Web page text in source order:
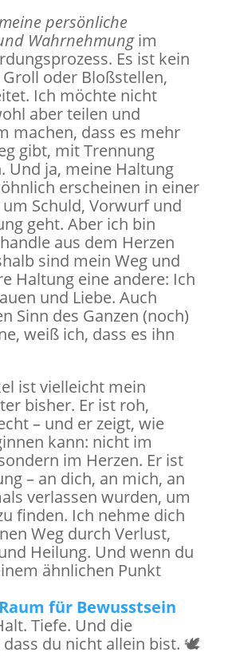
persönliche
Wahrnehmungim
Es ist kein
oder Bloßstellen,
Ich möchte nicht
aber teilen und
machen, dass es mehr
gibt, mit Trennung
Und ja, meine Haltung
erscheinen in einer
Schuld, Vorwurf und
geht. Aber ich bin
aus dem Herzen
sind mein Weg und
Haltung eine andere: Ich
und Liebe. Auch
Sinn des Ganzen (noch)
weiß ich, dass es ihn
ist vielleicht mein
bisher. Er ist roh,
– und er zeigt, wie
kann: nicht im
im Herzen. Er ist
– an dich, an mich, an
verlassen wurden, um
finden. Ich nehme dich
Weg durch Verlust,
Heilung. Und wenn du
ähnlichen Punkt
Raum für Bewusstsein
Tiefe. Und die
dass du nicht allein bist. 🕊️️